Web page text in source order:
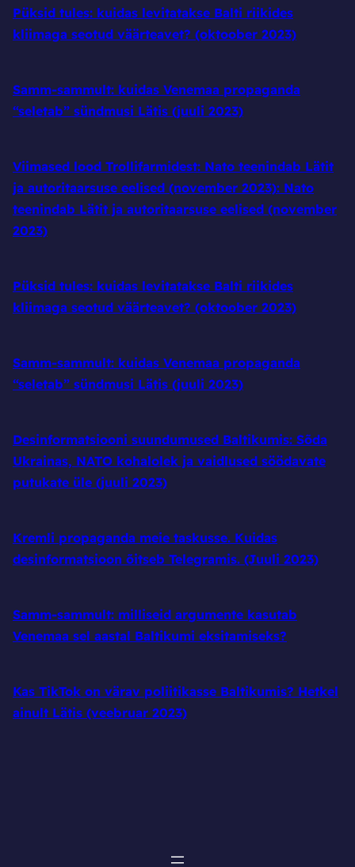
Püksid tules: kuidas levitatakse Balti riikides
kliimaga seotud väärteavet? (oktoober 2023)
Samm-sammult: kuidas Venemaa propaganda
“seletab” sündmusi Lätis (juuli 2023)
Viimased lood Trollifarmidest: Nato teenindab Lätit
ja autoritaarsuse eelised (november 2023): Nato
teenindab Lätit ja autoritaarsuse eelised (november
2023)
Püksid tules: kuidas levitatakse Balti riikides
kliimaga seotud väärteavet? (oktoober 2023)
Samm-sammult: kuidas Venemaa propaganda
“seletab” sündmusi Lätis (juuli 2023)
Desinformatsiooni suundumused Baltikumis: Sõda
Ukrainas, NATO kohalolek ja vaidlused söödavate
putukate üle (juuli 2023)
Kremli propaganda meie taskusse. Kuidas
desinformatsioon õitseb Telegramis. (Juuli 2023)
Samm-sammult: milliseid argumente kasutab
Venemaa sel aastal Baltikumi eksitamiseks?
Kas TikTok on värav poliitikasse Baltikumis? Hetkel
ainult Lätis (veebruar 2023)